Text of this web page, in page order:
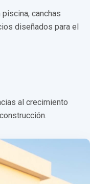
canchas
diseñados para el
al crecimiento